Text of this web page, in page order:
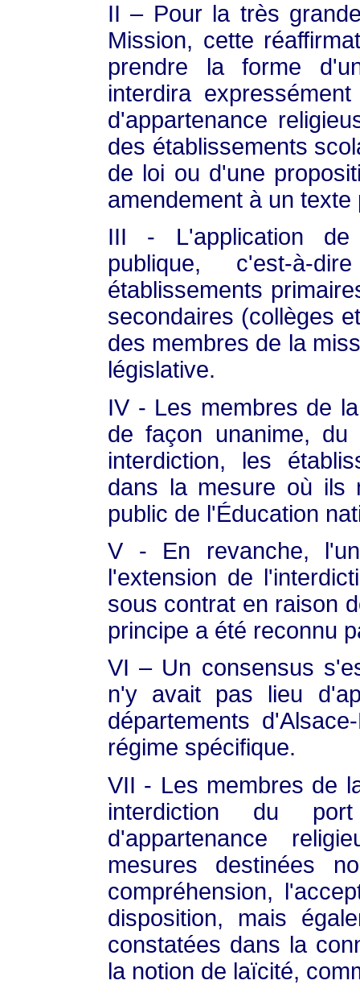
II – Pour la très
Mission, cette
prendre la forme
interdira
d'appartenance
des établissements
de loi ou d'une
amendement à un
III - L'application
publique, c'est-à-
établissements
secondaires (collèges
des membres de la
législative.
IV - Les membres de
de façon unanime, du
interdiction, les
dans la mesure où ils
public de l'Éducation
V - En revanche,
l'extension de
sous contrat en raison
principe a été reconnu
VI – Un consensus
n'y avait pas lieu
départements
régime spécifique.
VII - Les membres de
interdiction du
d'appartenance
mesures destinées
compréhension,
disposition, mais
constatées dans la
la notion de laïcité,